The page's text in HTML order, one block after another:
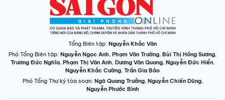
Tổng Biên tập:Nguyễn Khắc Văn
Nguyễn Ngọc Anh,Phạm Văn Trường
Phạm Thị Vân Anh ,Dương Văn Quang
Nguyễn Khắc Cường,Trần Gia Bảo
Phó Tổng Thư ký tòa soạn: Ngô Quang Trưởng Nguyễn Chiến Dũng
Nguyễn Phước Bình
: 432-434 Nguyễn Thị Minh Khai, Phường Bàn Cờ, TP.HCM